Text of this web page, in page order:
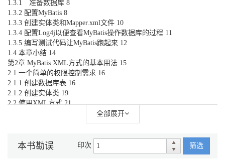
1.3.1 准备数据库 8
1.3.2 配置MyBatis 8
1.3.3 创建实体类和Mapper.xml文件 10
1.3.4 配置Log4j以便查看MyBatis操作数据库的过程 11
1.3.5 编写测试代码让MyBatis跑起来 12
1.4 本章小结 14
第2章 MyBatis XML方式的基本用法 15
2.1 一个简单的权限控制需求 16
2.1.1 创建数据库表 16
2.1.2 创建实体类 19
2.2 使用XML方式 21
2.4.2 使用JDBC方式返回主键自增的值 38
2.4.3 使用selectKey返回主键的值 40
全部展开
本书勘误 印次 筛选